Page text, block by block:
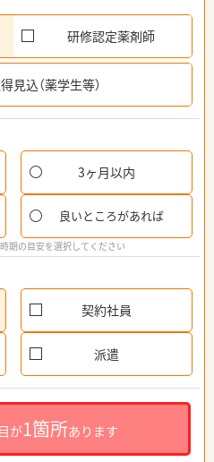
研修認定薬剤師
見込（薬学生等）
3ヶ月以内
良いところがあれば
期の目安を選択してください
契約社員
派遣
が1箇所あります